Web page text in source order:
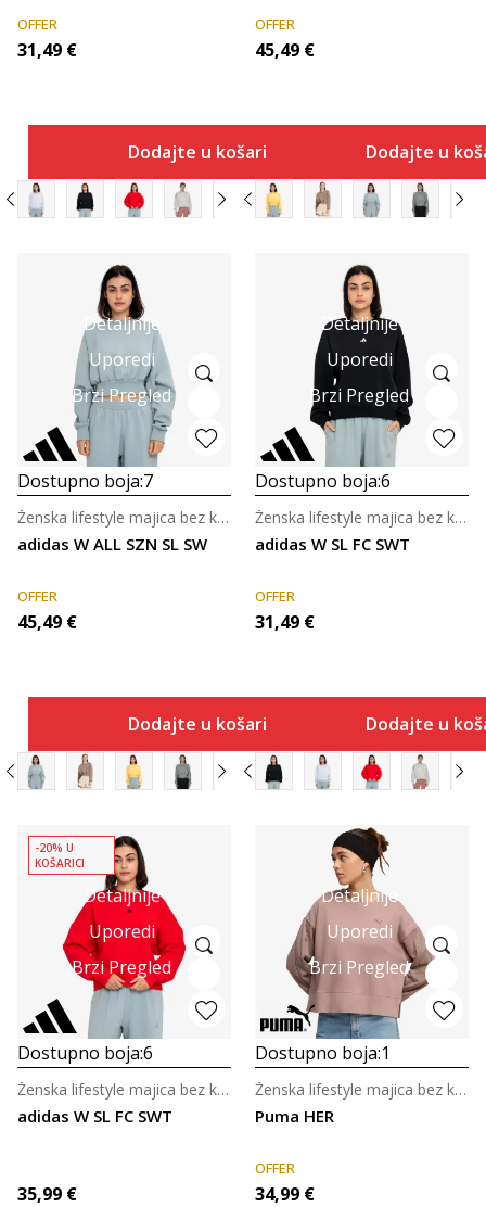
OFFER
31,49 €
Dodajte u košaricu
OFFER
45,49 €
Dodajte u
Detaljnije
Uporedi
Brzi Pregled
Dostupno boja:7
adidas W ALL SZN SL SW
Ženska lifestyle majica bez kragne
OFFER
45,49 €
Dodajte u košaricu
Detaljnije
Uporedi
Brzi Pregled
Dostupno boja:6
adidas W SL FC SWT
Ženska lifestyle majica bez kragne
OFFER
31,49 €
Dodajte u
Detaljnije
Uporedi
Brzi Pregled
-20% U
KOŠARICI
Dostupno boja:6
adidas W SL FC SWT
Ženska lifestyle majica bez kragne
35,99 €
Detaljnije
Uporedi
Brzi Pregled
Dostupno boja:1
Puma HER
Ženska lifestyle majica bez kragne
OFFER
34,99 €